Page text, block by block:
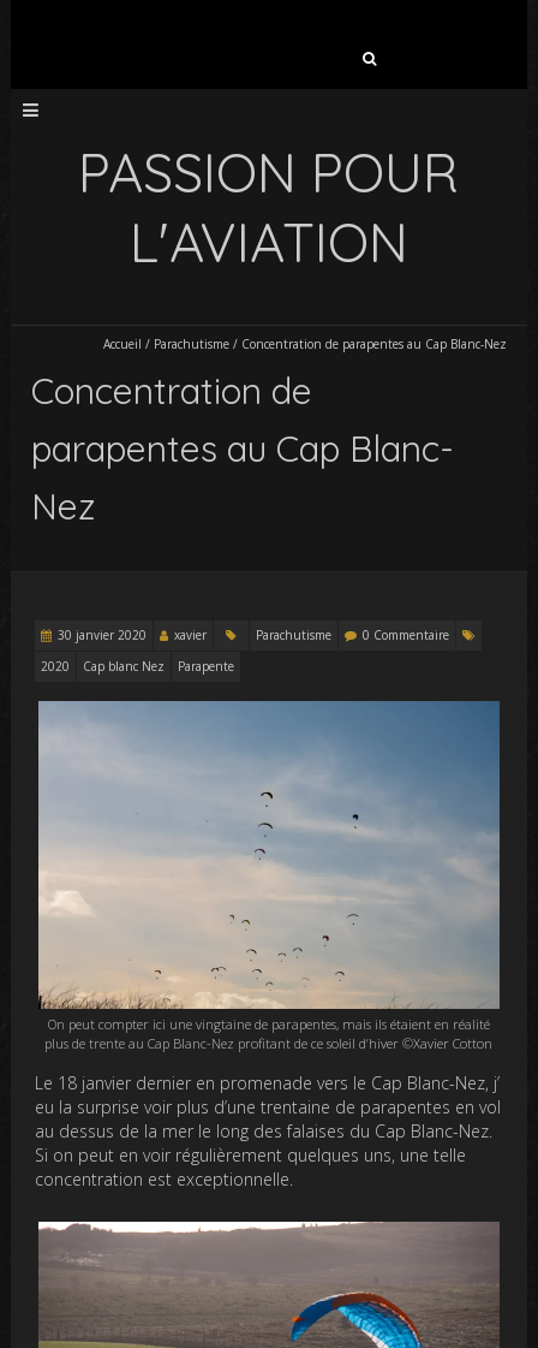
PASSION POUR
L'AVIATION
Accueil / Parachutisme/ Concentration de parapentes au Cap Blanc-Nez
Concentration de
parapentes au Cap Blanc-
Nez
30 janvier 2020 xavier Parachutisme
0 Commentaire
2020
Cap blanc Nez Parapente
On peut compter ici une vingtaine de parapentes, mais ils étaient en réalité
plus de trente au Cap Blanc-Nez profitant de ce soleil d’hiver ©Xavier Cotton
Le 18 janvier dernier en promenade vers le Cap Blanc-Nez, j’
eu la surprise voir plus d’une trentaine de parapentes en vol
au dessus de la mer le long des falaises du Cap Blanc-Nez.
Si on peut en voir régulièrement quelques uns, une telle
concentration est exceptionnelle.